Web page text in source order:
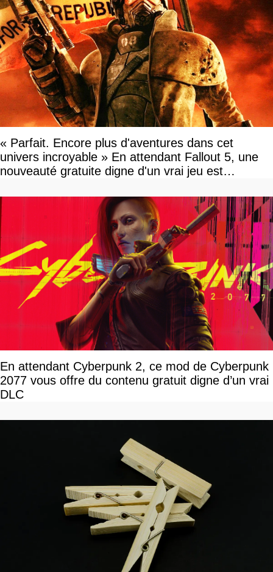
« Parfait. Encore plus d'aventures dans cet
univers incroyable » En attendant Fallout 5, une
nouveauté gratuite digne d'un vrai jeu est
En attendant Cyberpunk 2, ce mod de Cyberpunk
2077 vous offre du contenu gratuit digne d’un vrai
DLC